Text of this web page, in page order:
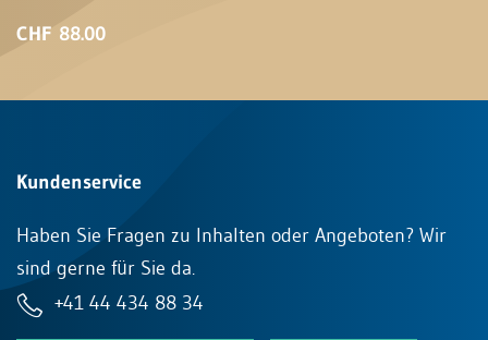
CHF 88.00
Kundenservice
Haben Sie Fragen zu Inhalten oder Angeboten? Wir
sind gerne für Sie da.
+41 44 434 88 34